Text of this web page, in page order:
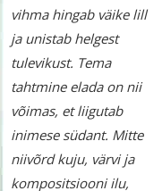
vihma hingab väike lill
ja unistab helgest
tulevikust. Tema
tahtmine elada on nii
võimas, et liigutab
inimese südant. Mitte
niivõrd kuju, värvi ja
kompositsiooni ilu,